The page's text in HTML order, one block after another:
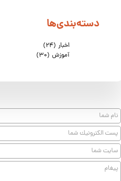
دسته‌بندی‌ها
اخبار (۲۴)
آموزش (۳۰)